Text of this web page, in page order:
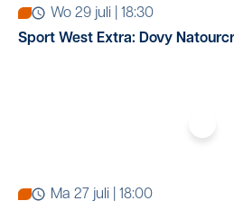
wo 29 juli | 18:30
Sport West Extra: Dovy
ma 27 juli | 18:00